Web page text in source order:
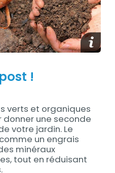
!
verts et organiques
une seconde
votre jardin. Le
un engrais
minéraux
tout en réduisant